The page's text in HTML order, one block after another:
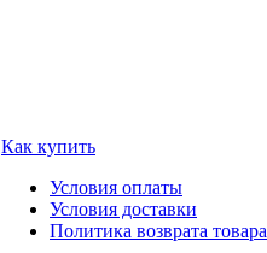
Как купить
Условия оплаты
Условия доставки
Политика возврата товара